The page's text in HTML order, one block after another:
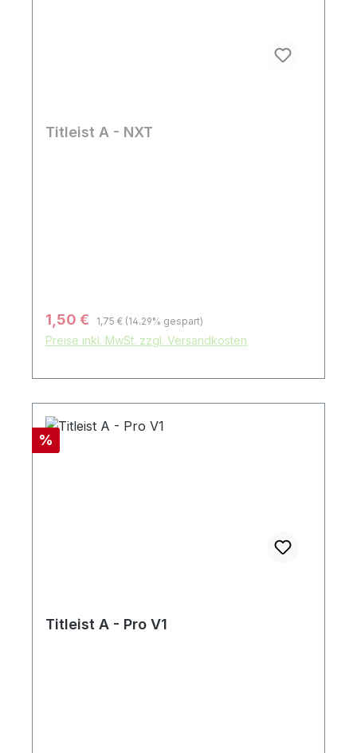
Titleist A - NXT
Verkaufspreis:
1,50 € Regulärer Preis:
1,75 € (14.29% gespart)
Preise inkl. MwSt. zzgl. Versandkosten
Rabatt
%
Titleist A - Pro V1